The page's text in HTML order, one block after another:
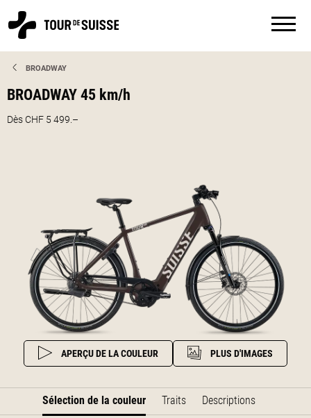
BROADWAY
BROADWAY 45 km/h
Dès CHF 5 499.–
APERÇU DE LA COULEUR PLUS D'IMAGES
Sélection de la couleur Traits Descriptions